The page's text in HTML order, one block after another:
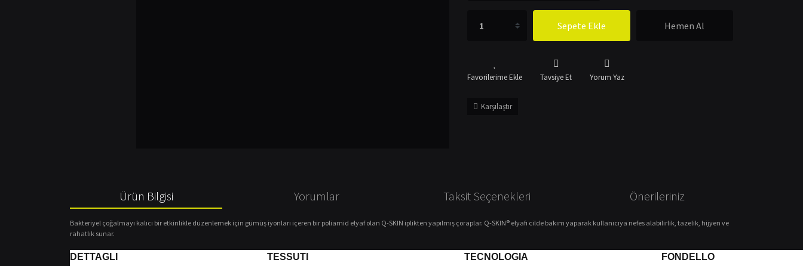
Sepete Ekle Hemen Al
Tavsiye Et Yorum Yaz
Karşılaştır
Ürün Bilgisi Yorumlar Taksit Seçenekleri Önerileriniz
Bakteriyel çoğalmayı kalıcı bir etkinlikle düzenlemek için gümüş iyonları içeren bir poliamid elyaf olan Q-SKIN iplikten yapılmış çoraplar. Q-SKIN® elyafı cilde bakım yaparak kullanıcıya nefes alabilirlik, tazelik, hijyen ve
rahatlık sunar.
DETTAGLI TESSUTI TECNOLOGIA FONDELLO